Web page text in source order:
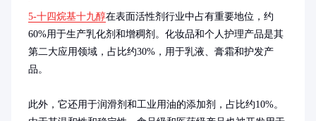
5-十四烷基十九醇在表面活性剂行业中占有重要地位，约
60%用于生产乳化剂和增稠剂。化妆品和个人护理产品是其
第二大应用领域，占比约30%，用于乳液、膏霜和护发产
品。
此外，它还用于润滑剂和工业用油的添加剂，占比约10%。